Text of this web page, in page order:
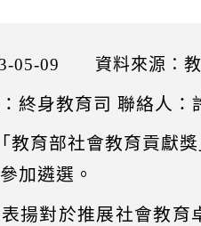
05-09 資料來源：
終身教育司 聯絡人
教育部社會教育貢獻
加遴選。
揚對於推展社會教育